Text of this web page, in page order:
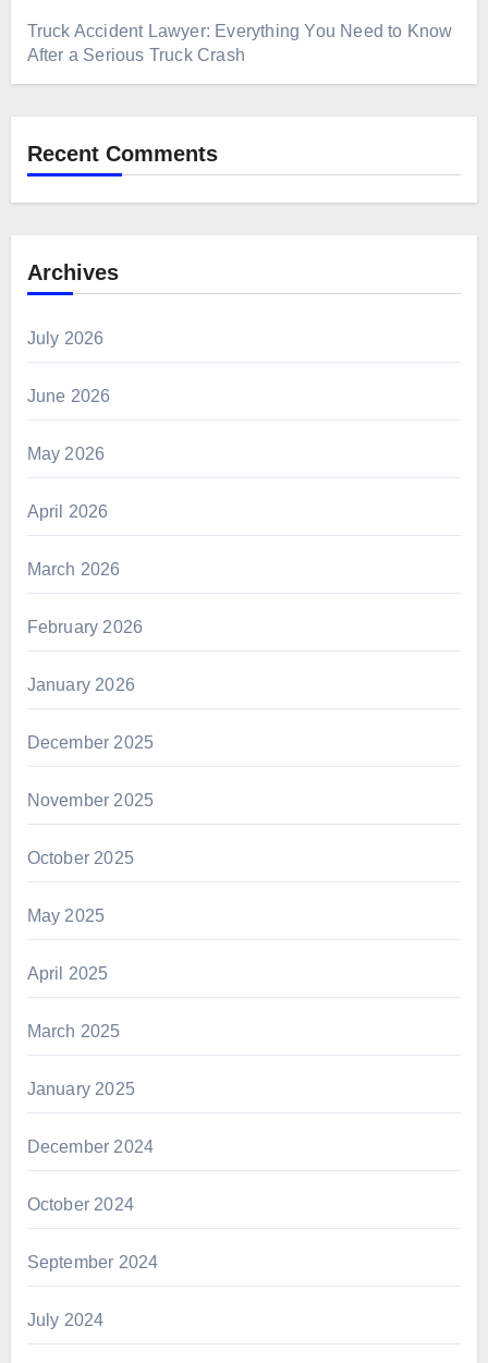
Truck Accident Lawyer: Everything You Need to Know
After a Serious Truck Crash
Recent Comments
Archives
July 2026
June 2026
May 2026
April 2026
March 2026
February 2026
January 2026
December 2025
November 2025
October 2025
May 2025
April 2025
March 2025
January 2025
December 2024
October 2024
September 2024
July 2024